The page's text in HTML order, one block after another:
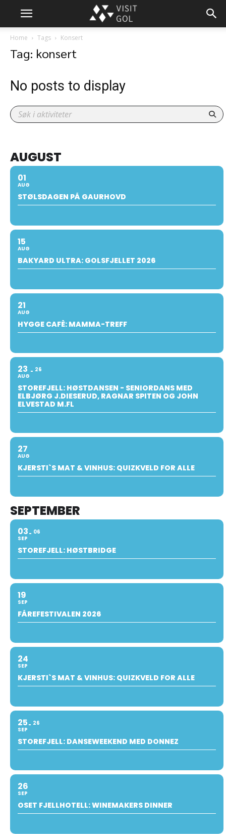
Home Tags Konsert
Tag: konsert
No posts to display
AUGUST
01
AUG
STØLSDAGEN PÅ GAURHOVD
15
AUG
BAKYARD ULTRA: GOLSFJELLET 2026
21
AUG
HYGGE CAFÈ: MAMMA-TREFF
23
AUG
26
STOREFJELL: HØSTDANSEN - SENIORDANS MED
ELBJØRG J.DIESERUD, RAGNAR SPITEN OG JOHN
ELVESTAD M.FL
27
AUG
KJERSTI`S MAT & VINHUS: QUIZKVELD FOR ALLE
SEPTEMBER
03
SEP
06
STOREFJELL: HØSTBRIDGE
19
SEP
FÅREFESTIVALEN 2026
24
SEP
KJERSTI`S MAT & VINHUS: QUIZKVELD FOR ALLE
25
SEP
26
STOREFJELL: DANSEWEEKEND MED DONNEZ
26
SEP
OSET FJELLHOTELL: WINEMAKERS DINNER